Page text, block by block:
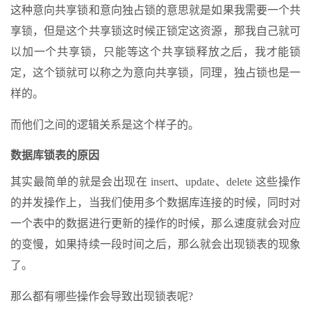
这种意向共享锁和意向独占锁的意思就是如果我需要一个共
享锁，但是这个共享锁这时候正锁定这资源，那我自己就可
以加一个共享锁，只能等这个共享锁释放之后，我才能锁
定，这个锁就可以称之为意向共享锁，同理，独占锁也是一
样的。
而他们之间的逻辑关系是这个样子的。
数据库锁表的原因
其实最简单的就是会出现在 insert、update、delete 这些操作
的并发操作上，当我们使用多个数据库连接的时候，同时对
一个表中的数据进行更新的操作的时候，那么速度就会对应
的变慢，如果持续一段时间之后，那么就会出现锁表的现象
了。
那么都有哪些操作会导致出现锁表呢?